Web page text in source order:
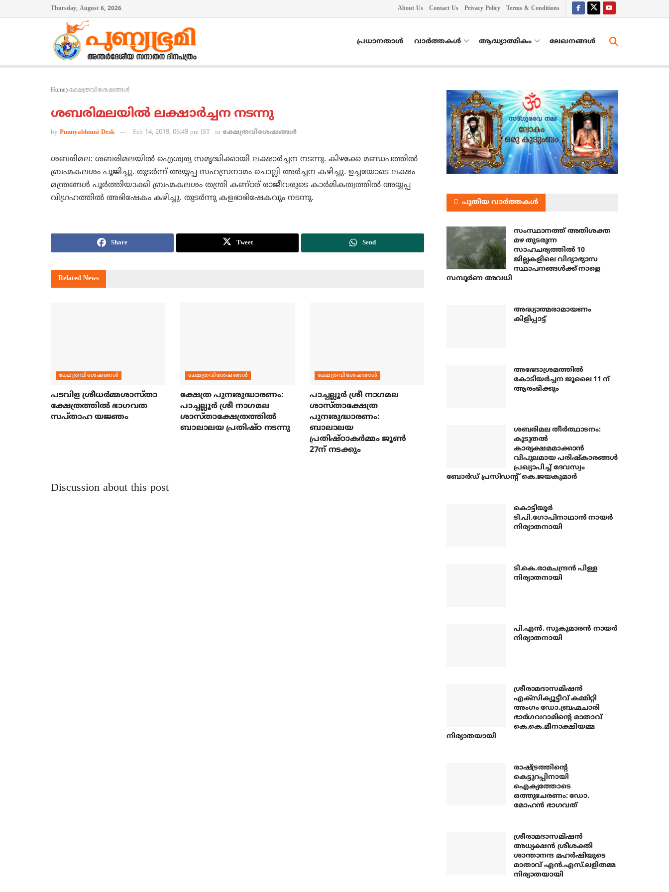
Thursday, August 6, 2026 About Us Contact Us Privacy Policy Terms & Conditions
പ്രധാനതാൾ വാർത്തകൾ ആദ്ധ്യാത്മികം ലേഖനങ്ങള്‍
Home ക്ഷേത്രവിശേഷങ്ങള്‍
ശബരിമലയില്‍ ലക്ഷാര്‍ച്ചന നടന്നു
by Punnyabhumi Desk Feb 14, 2019, 06:49 pm IST in ക്ഷേത്രവിശേഷങ്ങള്‍
ശബരിമല: ശബരിമലയില്‍ ഐശ്വര്യ സമൃദ്ധിക്കായി ലക്ഷാര്‍ച്ചന നടന്നു. കിഴക്കേ മണ്ഡപത്തില്‍
ബ്രഹ്മകലശം പൂജിച്ചു. തുടര്‍ന്ന് അയ്യപ്പ സഹസ്രനാമം ചൊല്ലി അര്‍ച്ചന കഴിച്ചു. ഉച്ചയോടെ ലക്ഷം
മന്ത്രങ്ങള്‍ പൂര്‍ത്തിയാക്കി ബ്രഹ്മകലശം തന്ത്രി കണ്ഠര് രാജീവരുടെ കാര്‍മികത്വത്തില്‍ അയ്യപ്പ
വിഗ്രഹത്തില്‍ അഭിഷേകം കഴിച്ചു. തുടര്‍ന്നു കളഭാഭിഷേകവും നടന്നു.
Share Tweet Send
Related News
ക്ഷേത്രവിശേഷങ്ങള്‍
പടവിള ശ്രീധര്‍മ്മശാസ്താ
ക്ഷേത്രത്തില്‍ ഭാഗവത
സപ്താഹ യജ്ഞം
ക്ഷേത്രവിശേഷങ്ങള്‍
ക്ഷേത്ര പുനഃരുദ്ധാരണം:
പാച്ചല്ലൂര്‍ ശ്രീ നാഗമല
ശാസ്താക്ഷേത്രത്തില്‍
ബാലാലയ പ്രതിഷ്ഠ നടന്നു
ക്ഷേത്രവിശേഷങ്ങള്‍
പാച്ചല്ലൂര്‍ ശ്രീ നാഗമല
ശാസ്താക്ഷേത്ര
പുനഃരുദ്ധാരണം:
ബാലാലയ
പ്രതിഷ്ഠാകര്‍മ്മം ജൂണ്‍
27ന് നടക്കും
Discussion about this post
പുതിയ വാർത്തകൾ
സംസ്ഥാനത്ത് അതിശക്ത
മഴ തുടരുന്ന
സാഹചര്യത്തിൽ 10
ജില്ലകളിലെ വിദ്യാഭ്യാസ
സ്ഥാപനങ്ങൾക്ക് നാളെ
സമ്പൂർണ അവധി
അദ്ധ്യാത്മരാമായണം
കിളിപ്പാട്ട്
അഭേദാശ്രമത്തില്‍
കോടിയര്‍ച്ചന ജൂലൈ 11 ന്
ആരംഭിക്കും
ശബരിമല തീര്‍ത്ഥാടനം:
കൂടുതല്‍
കാര്യക്ഷമമാക്കാന്‍
വിപുലമായ പരിഷ്‌കാരങ്ങള്‍
പ്രഖ്യാപിച്ച് ദേവസ്വം
ബോര്‍ഡ് പ്രസിഡന്റ് കെ.ജയകുമാര്‍
കൊട്ടിയൂര്‍
ടി.പി.ഗോപിനാഥാന്‍ നായര്‍
നിര്യാതനായി
ടി.കെ.രാമചന്ദ്രന്‍ പിള്ള
നിര്യാതനായി
പി.എന്‍. സുകുമാരന്‍ നായര്‍
നിര്യാതനായി
ശ്രീരാമദാസമിഷന്‍
എക്‌സിക്യൂട്ടീവ് കമ്മിറ്റി
അംഗം ഡോ.ബ്രഹ്മചാരി
ഭാര്‍ഗവറാമിന്റെ മാതാവ്
കെ.കെ.മീനാക്ഷിയമ്മ
നിര്യാതയായി
രാഷ്ട്രത്തിന്റെ
കെട്ടുറപ്പിനായി
ഐക്യത്തോടെ
ഒത്തുചേരണം: ഡോ.
മോഹന്‍ ഭാഗവത്
ശ്രീരാമദാസമിഷന്‍
അധ്യക്ഷന്‍ ശ്രീശക്തി
ശാന്താനന്ദ മഹര്‍ഷിയുടെ
മാതാവ് എന്‍.എസ്.ലളിതമ്മ
നിര്യാതയായി